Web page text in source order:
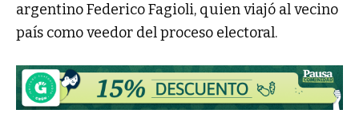
argentino Federico Fagioli, quien viajó al vecino
país como veedor del proceso electoral.